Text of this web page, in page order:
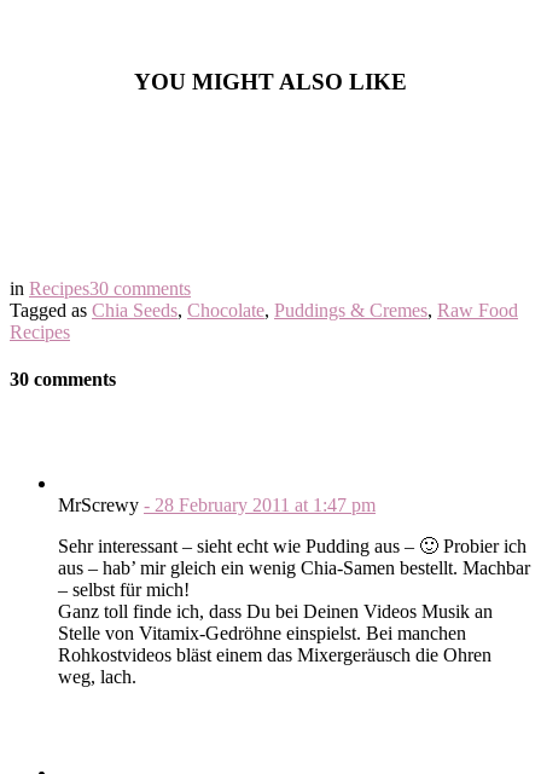
YOU MIGHT ALSO LIKE
in Recipes30 comments
Tagged as Chia Seeds, Chocolate, Puddings & Cremes, Raw Food
Recipes
30 comments
MrScrewy - 28 February 2011 at 1:47 pm
Sehr interessant – sieht echt wie Pudding aus – 🙂 Probier ich
aus – hab’ mir gleich ein wenig Chia-Samen bestellt. Machbar
– selbst für mich!
Ganz toll finde ich, dass Du bei Deinen Videos Musik an
Stelle von Vitamix-Gedröhne einspielst. Bei manchen
Rohkostvideos bläst einem das Mixergeräusch die Ohren
weg, lach.